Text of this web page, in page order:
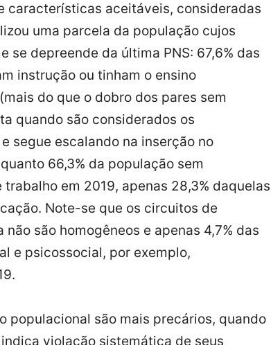
aceitáveis, consideradas
uma parcela da população cujos
se depreende da última PNS: 67,6% das
instrução ou tinham o ensino
do que o dobro dos pares sem
quando são considerados os
segue escalando na inserção no
66,3% da população sem
em 2019, apenas 28,3% daquelas
Note-se que os circuitos de
são homogêneos e apenas 4,7% das
e psicossocial, por exemplo,
populacional são mais precários, quando
violação sistemática de seus